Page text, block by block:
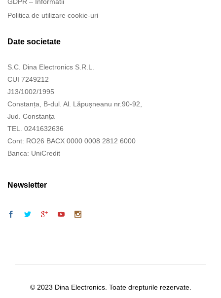
GDPR – Informatii
Politica de utilizare cookie-uri
Date societate
S.C. Dina Electronics S.R.L.
CUI 7249212
J13/1002/1995
Constanța, B-dul. Al. Lăpușneanu nr.90-92,
Jud. Constanța
TEL. 0241632636
Cont: RO26 BACX 0000 0008 2812 6000
Banca: UniCredit
Newsletter
© 2023 Dina Electronics. Toate drepturile rezervate.